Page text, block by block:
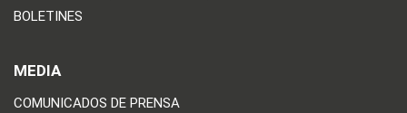
BOLETINES
MEDIA
COMUNICADOS DE PRENSA